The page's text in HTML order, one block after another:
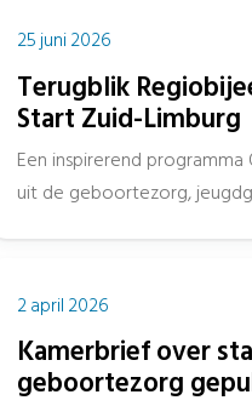
25 juni 2026
Terugblik
Start Zuid-Limburg
Een inspirerend programma
uit de geboortezorg,
2 april 2026
Kamerbrief over
geboortezorg